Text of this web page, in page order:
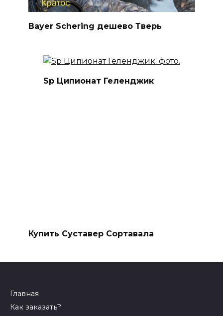
Bayer Schering дешево Тверь
Sp Ципионат Геленджик
Купить Суставер Сортавала
Главная
Как заказать?